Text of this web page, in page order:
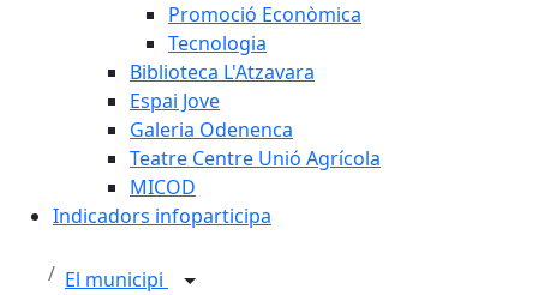
Promoció Econòmica
Tecnologia
Biblioteca L'Atzavara
Espai Jove
Galeria Odenenca
Teatre Centre Unió Agrícola
MICOD
Indicadors infoparticipa
El municipi